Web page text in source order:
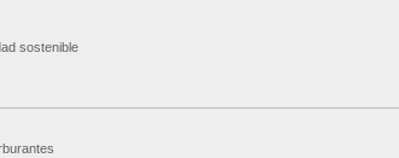
sostenible